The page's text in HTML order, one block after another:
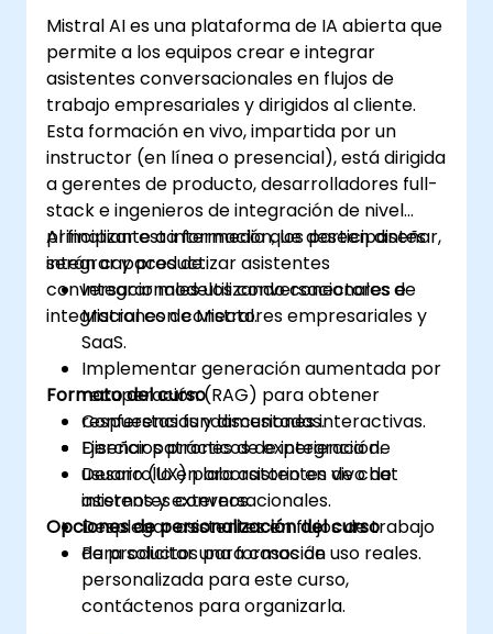
Mistral AI es una plataforma de IA abierta que
permite a los equipos crear e integrar
asistentes conversacionales en flujos de
trabajo empresariales y dirigidos al cliente.
Esta formación en vivo, impartida por un
instructor (en línea o presencial), está dirigida
a gerentes de producto, desarrolladores full-
stack e ingenieros de integración de nivel
principiante a intermedio que deseen diseñar,
integrar y productizar asistentes
conversacionales utilizando conectores e
integraciones de Mistral.
Al finalizar esta formación, los participantes
serán capaces de:
Integrar modelos conversacionales de
Mistral con conectores empresariales y
SaaS.
Implementar generación aumentada por
recuperación (RAG) para obtener
respuestas fundamentadas.
Diseñar patrones de experiencia de
usuario (UX) para asistentes de chat
internos y externos.
Desplegar asistentes en flujos de trabajo
de productos para casos de uso reales.
Formato del curso
Conferencias y discusiones interactivas.
Ejercicios prácticos de integración.
Desarrollo en laboratorio en vivo de
asistentes conversacionales.
Opciones de personalización del curso
Para solicitar una formación
personalizada para este curso,
contáctenos para organizarla.